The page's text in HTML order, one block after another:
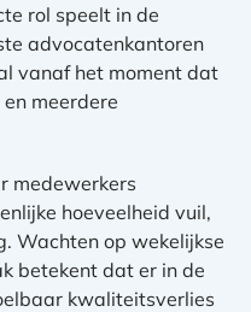
rol speelt in de
advocatenkantoren
vanaf het moment dat
meerdere
medewerkers
hoeveelheid vuil,
Wachten op wekelijkse
betekent dat er in de
kwaliteitsverlies